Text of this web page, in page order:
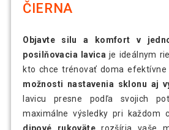
ČIERNA
Objavte silu a komfort v
posilňovacia lavica je ideálnym
kto chce trénovať doma efektívne
možnosti nastavenia sklonu aj
lavicu presne podľa svojich
maximálne výsledky pri každom